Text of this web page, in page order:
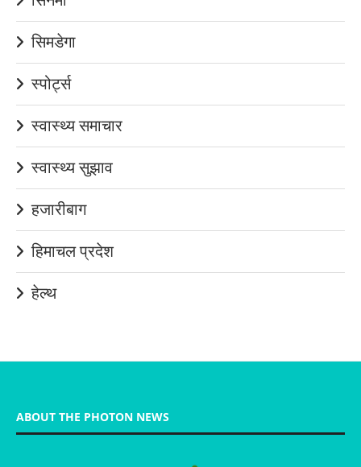
सिमडेगा
स्पोर्ट्स
स्वास्थ्य समाचार
स्वास्थ्य सुझाव
हजारीबाग
हिमाचल प्रदेश
हेल्थ
ABOUT THE PHOTON NEWS